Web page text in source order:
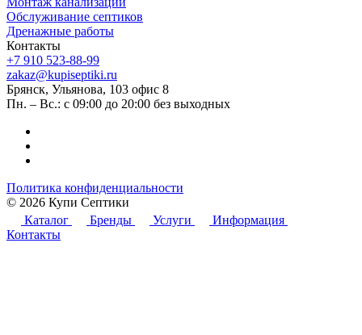
Обслуживание септиков
Дренажные работы
Контакты
+7 910 523-88-99
zakaz@kupiseptiki.ru
Брянск, Ульянова, 103 офис 8
Пн. – Вс.: с 09:00 до 20:00 без выходных
Политика конфиденциальности
© 2026 Купи Септики
Каталог
Бренды Услуги
Информация
Контакты